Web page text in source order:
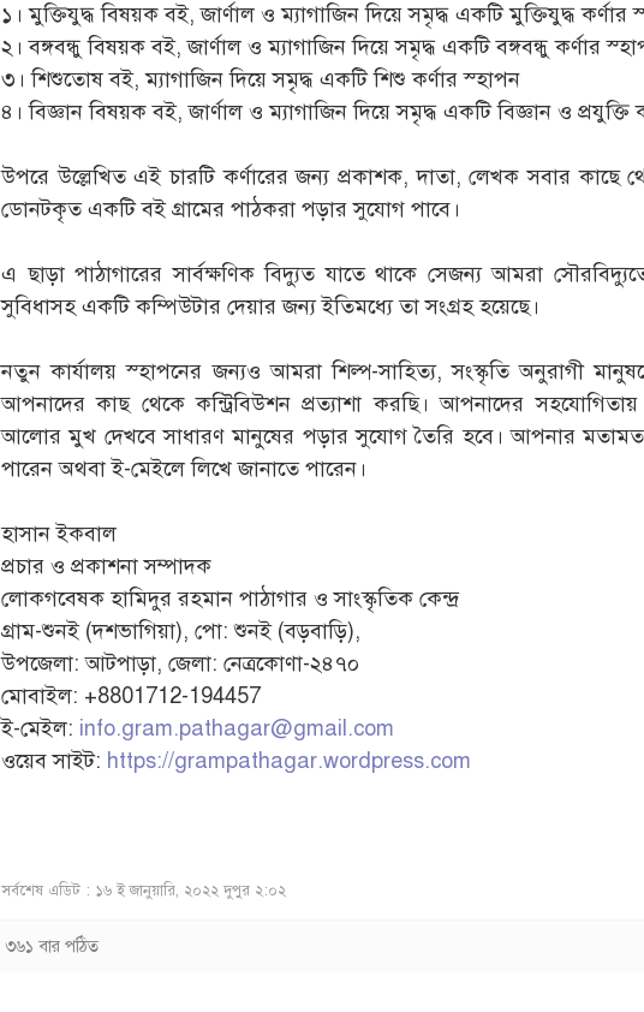
১। মুক্তিযুদ্ধ বিষয়ক বই, জার্ণাল ও ম্যাগাজিন দিয়ে সমৃদ্ধ একটি মুক্তিযুদ্ধ কর্ণার
২। বঙ্গবন্ধু বিষয়ক বই, জার্ণাল ও ম্যাগাজিন দিয়ে সমৃদ্ধ একটি বঙ্গবন্ধু কর্ণার
৩। শিশুতোষ বই, ম্যাগাজিন দিয়ে সমৃদ্ধ একটি শিশু কর্ণার স্হাপন
৪। বিজ্ঞান বিষয়ক বই, জার্ণাল ও ম্যাগাজিন দিয়ে সমৃদ্ধ একটি বিজ্ঞান ও প্রযুক্তি
উপরে উল্লেখিত এই চারটি কর্ণারের জন্য প্রকাশক, দাতা, লেখক সবার কাছে
ডোনটকৃত একটি বই গ্রামের পাঠকরা পড়ার সুযোগ পাবে।
এ ছাড়া পাঠাগারের সার্বক্ষণিক বিদ্যুত যাতে থাকে সেজন্য আমরা
সুবিধাসহ একটি কম্পিউটার দেয়ার জন্য ইতিমধ্যে তা সংগ্রহ হয়েছে।
নতুন কার্যালয় স্হাপনের জন্যও আমরা শিল্প-সাহিত্য, সংস্কৃতি অনুরাগী
আপনাদের কাছ থেকে কন্ট্রিবিউশন প্রত্যাশা করছি। আপনাদের
আলোর মুখ দেখবে সাধারণ মানুষের পড়ার সুযোগ তৈরি হবে। আপনার
পারেন অথবা ই-মেইলে লিখে জানাতে পারেন।
হাসান ইকবাল
প্রচার ও প্রকাশনা সম্পাদক
লোকগবেষক হামিদুর রহমান পাঠাগার ও সাংস্কৃতিক কেন্দ্র
গ্রাম-শুনই (দশভাগিয়া), পো: শুনই (বড়বাড়ি),
উপজেলা: আটপাড়া, জেলা: নেত্রকোণা-২৪৭০
মোবাইল: +8801712-194457
ই-মেইল: info.gram.pathagar@gmail.com
ওয়েব সাইট: https://grampathagar.wordpress.com
সর্বশেষ এডিট : ১৬ ই জানুয়ারি, ২০২২ দুপুর ২:০২
৩৬১ বার পঠিত